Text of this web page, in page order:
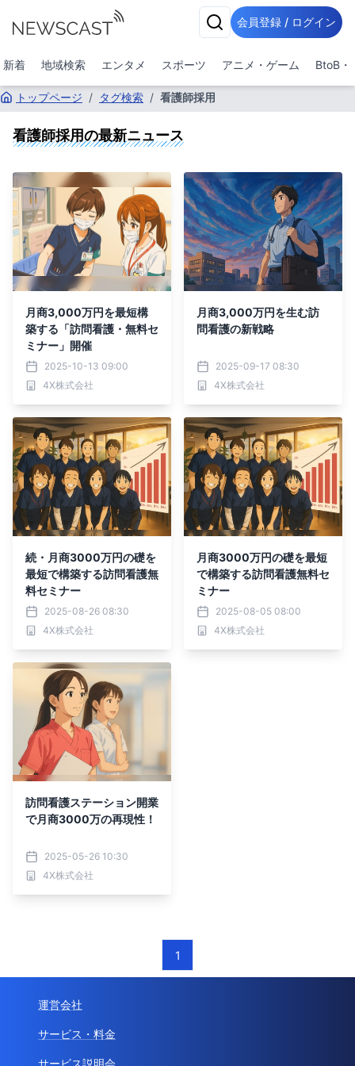
会員登録 / ログイン
新着 地域検索 エンタメ スポーツ アニメ・ゲーム BtoB・
トップページ / タグ検索 / 看護師採用
看護師採用の最新ニュース
月商3,000万円を最短構
築する「訪問看護・無料セ
ミナー」開催
2025-10-13 09:00
4X株式会社
月商3,000万円を生む訪
問看護の新戦略
2025-09-17 08:30
4X株式会社
続・月商3000万円の礎を
最短で構築する訪問看護無
料セミナー
2025-08-26 08:30
4X株式会社
月商3000万円の礎を最短
で構築する訪問看護無料セ
ミナー
2025-08-05 08:00
4X株式会社
訪問看護ステーション開業
で月商3000万の再現性！
2025-05-26 10:30
4X株式会社
1
運営会社
サービス・料金
サービス説明会